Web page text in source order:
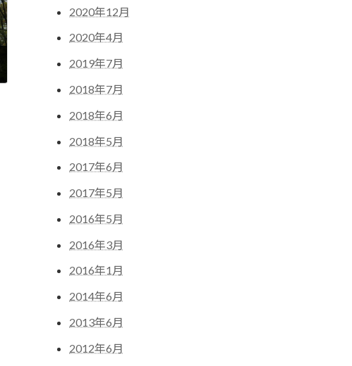
2020年12月
2020年4月
2019年7月
2018年7月
2018年6月
2018年5月
2017年6月
2017年5月
2016年5月
2016年3月
2016年1月
2014年6月
2013年6月
2012年6月